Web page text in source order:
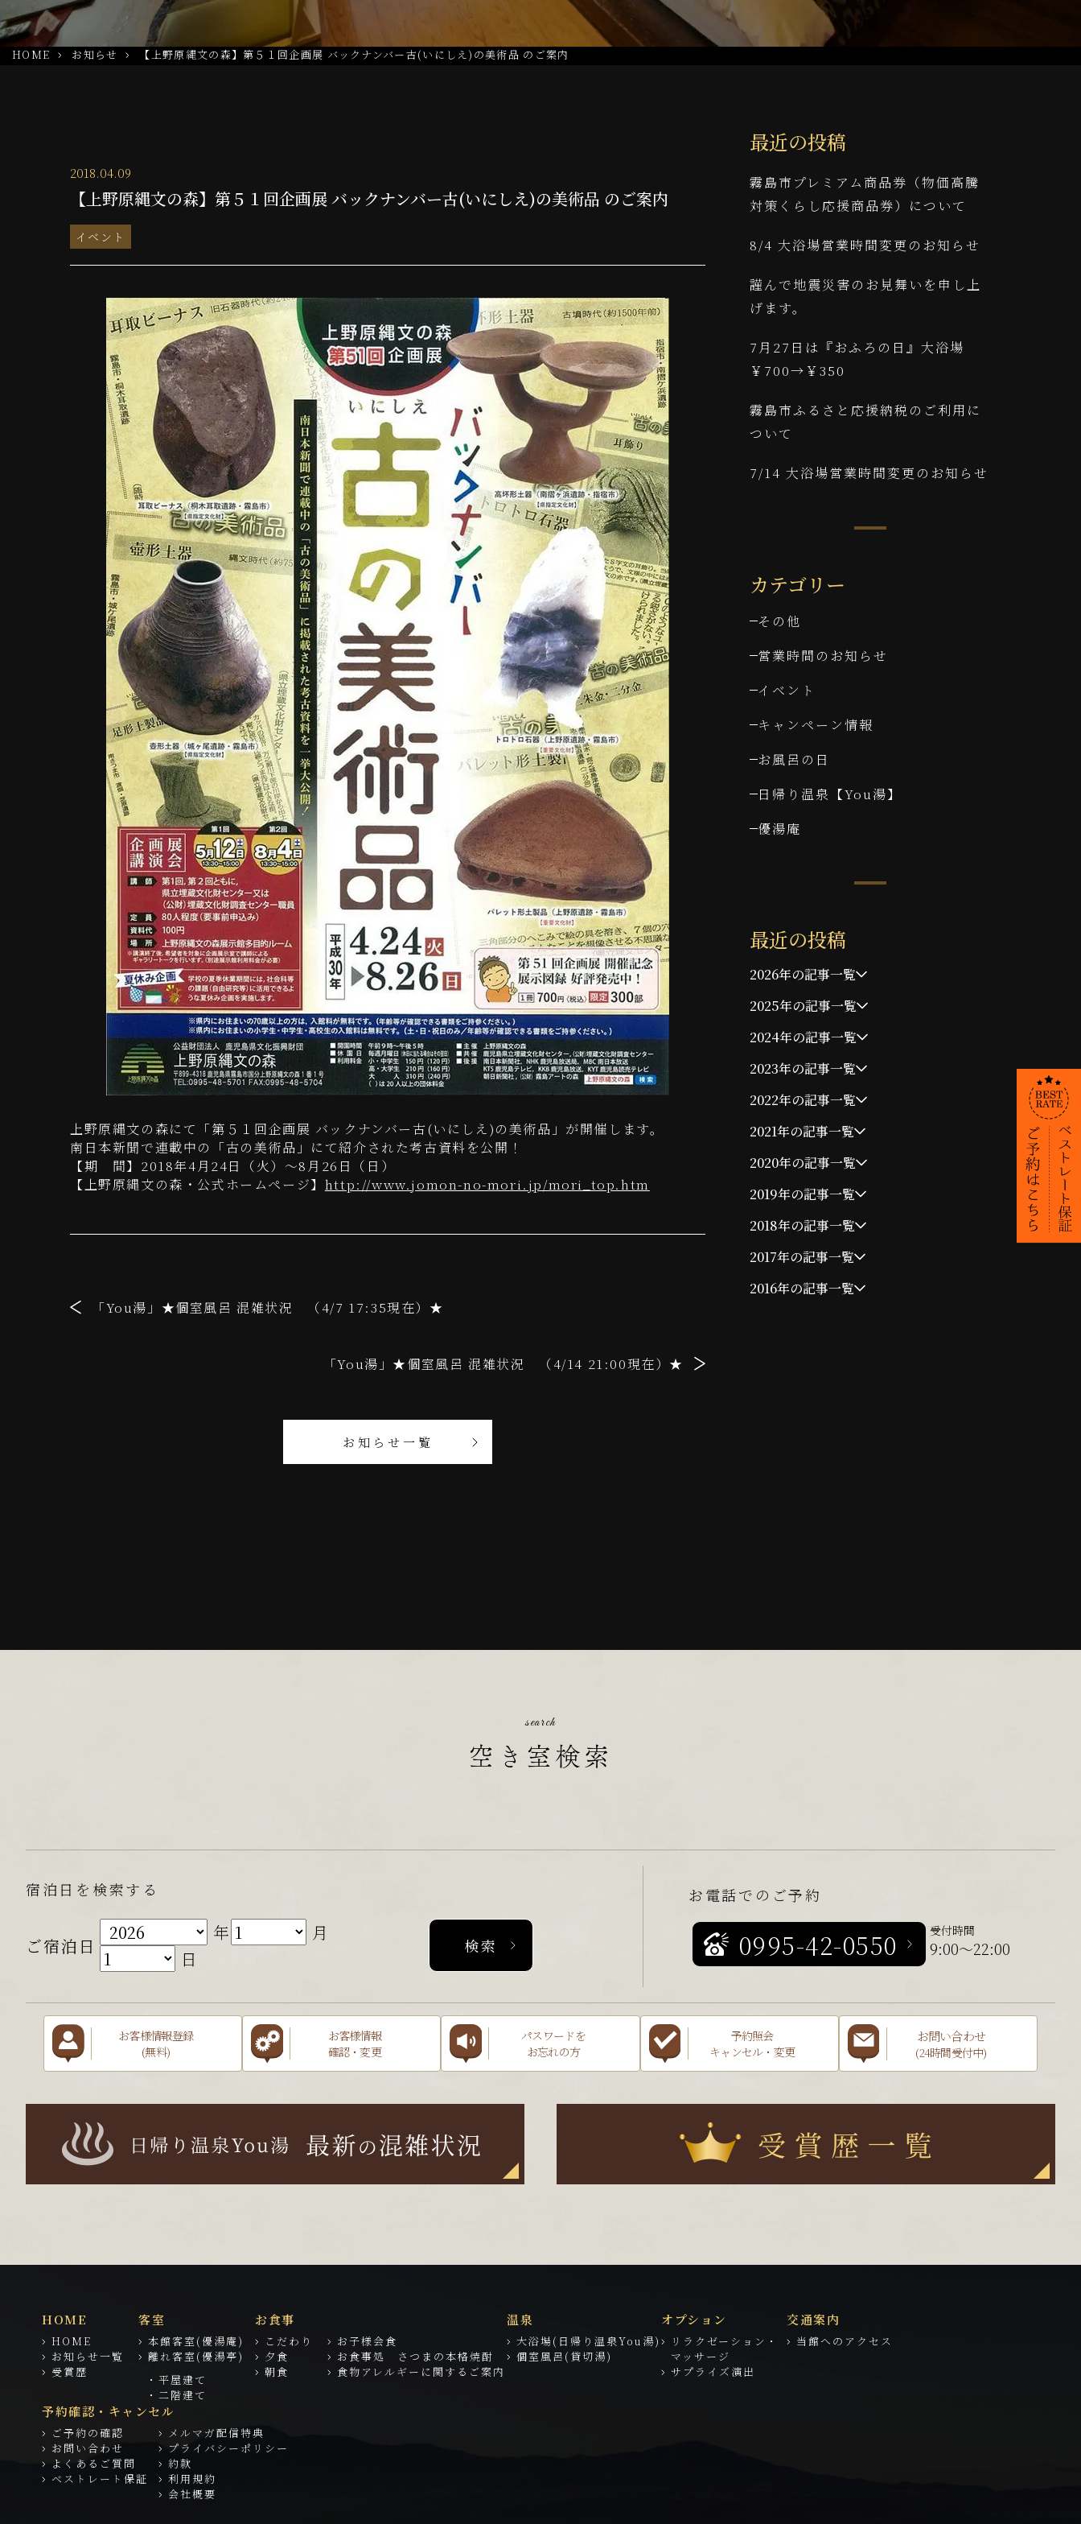
HOME お知らせ 【上野原縄文の森】第５１回企画展 バックナンバー古(いにしえ)の美術品 のご案内
2018.04.09
【上野原縄文の森】第５１回企画展 バックナンバー古(いにしえ)の美術品 のご案内
イベント
上野原縄文の森にて「第５１回企画展 バックナンバー古(いにしえ)の美術品」が開催します。
南日本新聞で連載中の「古の美術品」にて紹介された考古資料を公開！
【期 間】2018年4月24日（火）～8月26日（日）
【上野原縄文の森・公式ホームページ】 http://www.jomon-no-mori.jp/mori_top.htm
「You湯」★個室風呂 混雑状況 （4/7 17:35現在）★
「You湯」★個室風呂 混雑状況 （4/14 21:00現在）★
お知らせ一覧
最近の投稿
霧島市プレミアム商品券（物価高騰
対策くらし応援商品券）について
8/4 大浴場営業時間変更のお知らせ
謹んで地震災害のお見舞いを申し上
げます。
7月27日は『おふろの日』大浴場
￥700→￥350
霧島市ふるさと応援納税のご利用に
ついて
7/14 大浴場営業時間変更のお知らせ
カテゴリー
その他
営業時間のお知らせ
イベント
キャンペーン情報
お風呂の日
日帰り温泉【You湯】
優湯庵
最近の投稿
2026年の記事一覧
2025年の記事一覧
2024年の記事一覧
2023年の記事一覧
2022年の記事一覧
2021年の記事一覧
2020年の記事一覧
2019年の記事一覧
2018年の記事一覧
2017年の記事一覧
2016年の記事一覧
search
空き室検索
宿泊日を検索する
ご宿泊日
年
月
日
お電話でのご予約
0995-42-0550 受付時間
9:00～22:00
お客様情報登録
(無料)
お客様情報
確認・変更
パスワードを
お忘れの方
予約照会
キャンセル・変更
お問い合わせ
(24時間受付中)
HOME
HOME
お知らせ一覧
受賞歴
客室
本館客室(優湯庵)
離れ客室(優湯亭)
・平屋建て
・二階建て
お食事
こだわり
お子様会食
夕食
お食事処 さつまの本格焼酎
朝食
食物アレルギーに関するご案内
温泉
大浴場(日帰り温泉You湯)
個室風呂(貸切湯)
オプション
リラクゼーション・
マッサージ
サプライズ演出
交通案内
当館へのアクセス
予約確認・キャンセル
ご予約の確認
メルマガ配信特典
お問い合わせ
プライバシーポリシー
よくあるご質問
約款
ベストレート保証
利用規約
会社概要